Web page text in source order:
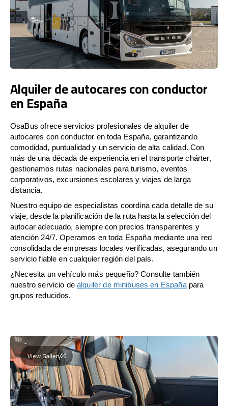
Alquiler de autocares con conductor
en España
OsaBus ofrece servicios profesionales de alquiler de
autocares con conductor en toda España, garantizando
comodidad, puntualidad y un servicio de alta calidad. Con
más de una década de experiencia en el transporte chárter,
gestionamos rutas nacionales para turismo, eventos
corporativos, excursiones escolares y viajes de larga
distancia.
Nuestro equipo de especialistas coordina cada detalle de su
viaje, desde la planificación de la ruta hasta la selección del
autocar adecuado, siempre con precios transparentes y
atención 24/7. Operamos en toda España mediante una red
consolidada de empresas locales verificadas, asegurando un
servicio fiable en cualquier región del país.
¿Necesita un vehículo más pequeño? Consulte también
nuestro servicio dealquiler de minibuses en Españapara
grupos reducidos.
View Gallery